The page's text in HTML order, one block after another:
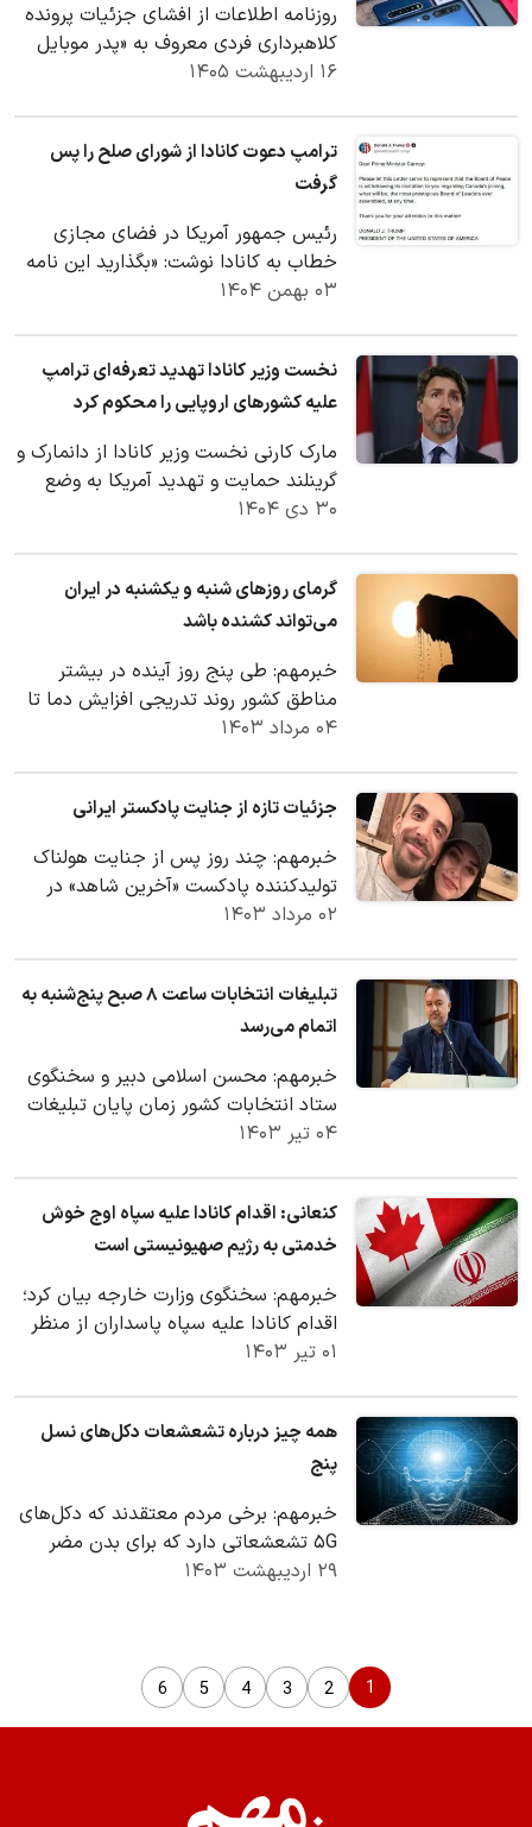
روزنامه اطلاعات از افشای جزئیات پرونده
کلاهبرداری فردی معروف به «پدر موبایل
ایران» خبر داد که با وعده فروش ارزان
۱۶ اردیبهشت ۱۴۰۵
ترامپ دعوت کانادا از شورای صلح را پس
گرفت
رئیس جمهور آمریکا در فضای مجازی
خطاب به کانادا نوشت: «بگذارید این نامه
نشان دهد که شورای صلح دعوت خود را از
۰۳ بهمن ۱۴۰۴
نخست وزیر کانادا تهدید تعرفه‌ای ترامپ
علیه کشورهای اروپایی را محکوم کرد
مارک کارنی نخست وزیر کانادا از دانمارک و
گرینلند حمایت و تهدید آمریکا به وضع
تعرفه‌های بیشتر علیه هشت کشور اروپایی
۳۰ دی ۱۴۰۴
گرمای روزهای شنبه و یکشنبه در ایران
می‌تواند کشنده باشد
خبرمهم: طی پنج روز آینده در بیشتر
مناطق کشور روند تدریجی افزایش دما تا
۵۰درجه پیش‌بینی می‌شود.
۰۴ مرداد ۱۴۰۳
جزئیات تازه از جنایت پادکستر ایرانی
خبرمهم: چند روز پس از جنایت هولناک
تولیدکننده پادکست «آخرین شاهد» در
کانادا که پس از قتل همسرش دست
۰۲ مرداد ۱۴۰۳
تبلیغات انتخابات ساعت ۸ صبح پنج‌شنبه به
اتمام می‌رسد
خبرمهم: محسن اسلامی دبیر و سخنگوی
ستاد انتخابات کشور زمان پایان تبلیغات
انتخابات ریاست جمهوری را اعلام کرد.
۰۴ تیر ۱۴۰۳
کنعانی: اقدام کانادا علیه سپاه اوج خوش
خدمتی به رژیم صهیونیستی است
خبرمهم: سخنگوی وزارت خارجه بیان کرد؛
اقدام کانادا علیه سپاه پاسداران از منظر
موازین و اصول پذیرفته شده حقوق
۰۱ تیر ۱۴۰۳
همه چیز درباره تشعشعات دکل‌های نسل
پنج
خبرمهم: برخی مردم معتقدند که دکل‌های
۵G تشعشعاتی دارد که برای بدن مضر
است، اما پژوهشگران این حوزه نظر دیگری
۲۹ اردیبهشت ۱۴۰۳
1
2
3
4
5
6